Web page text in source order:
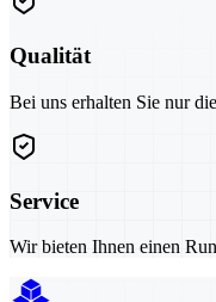
Qualität
Bei uns erhalten Sie nur
Service
Wir bieten Ihnen einen